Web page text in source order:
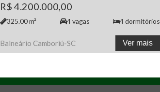
R$ 4.200.000,00
325.00m² 4vagas 4dormitórios
Balneário Camboriú-SC Ver mais